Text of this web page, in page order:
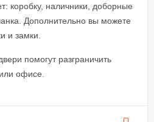
коробку, наличники, доборные
Дополнительно вы можете
и замки.
помогут разграничить
офисе.